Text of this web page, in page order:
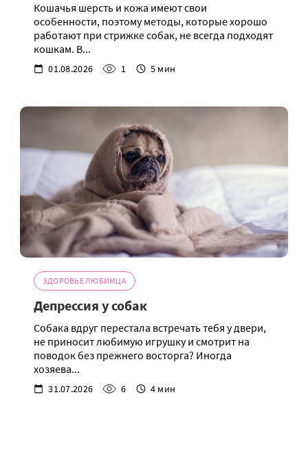
Кошачья шерсть и кожа имеют свои
особенности, поэтому методы, которые хорошо
работают при стрижке собак, не всегда подходят
кошкам. В...
01.08.2026 1 5 мин
ЗДОРОВЬЕ ЛЮБИМЦА
Депрессия у собак
Собака вдруг перестала встречать тебя у двери,
не приносит любимую игрушку и смотрит на
поводок без прежнего восторга? Иногда
хозяева...
31.07.2026 6 4 мин